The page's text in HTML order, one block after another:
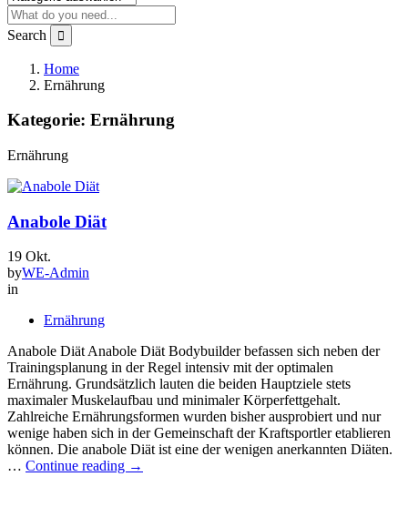
Search
Home
Ernährung
Kategorie: Ernährung
Ernährung
Anabole Diät
19 Okt.
byWE-Admin
in
Ernährung
Anabole Diät Anabole Diät Bodybuilder befassen sich neben der
Trainingsplanung in der Regel intensiv mit der optimalen
Ernährung. Grundsätzlich lauten die beiden Hauptziele stets
maximaler Muskelaufbau und minimaler Körperfettgehalt.
Zahlreiche Ernährungsformen wurden bisher ausprobiert und nur
wenige haben sich in der Gemeinschaft der Kraftsportler etablieren
können. Die anabole Diät ist eine der wenigen anerkannten Diäten.
… Continue reading Anabole
→